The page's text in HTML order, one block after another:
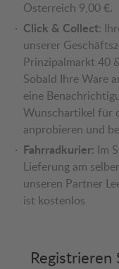
Österreich 9,00 €.
Click & Collect:
unserer
Prinzipalmarkt 40
Sobald Ihre Ware
eine
Wunschartikel für
anprobieren und
Fahrradkurier: Im
Lieferung am
unseren Partner
ist kostenlos